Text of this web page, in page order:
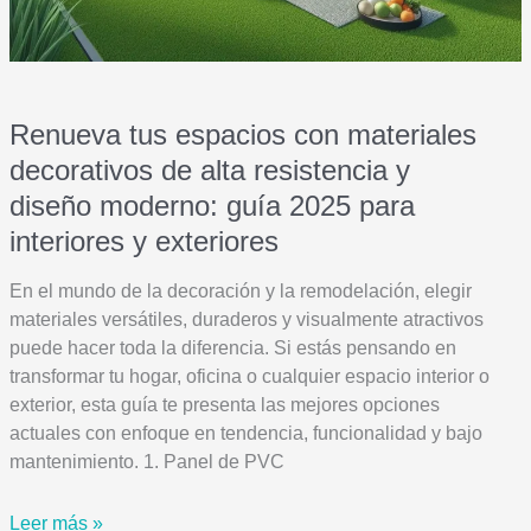
Renueva tus espacios con materiales
decorativos de alta resistencia y
diseño moderno: guía 2025 para
interiores y exteriores
En el mundo de la decoración y la remodelación, elegir
materiales versátiles, duraderos y visualmente atractivos
puede hacer toda la diferencia. Si estás pensando en
transformar tu hogar, oficina o cualquier espacio interior o
exterior, esta guía te presenta las mejores opciones
actuales con enfoque en tendencia, funcionalidad y bajo
mantenimiento. 1. Panel de PVC
Renueva
Leer más »